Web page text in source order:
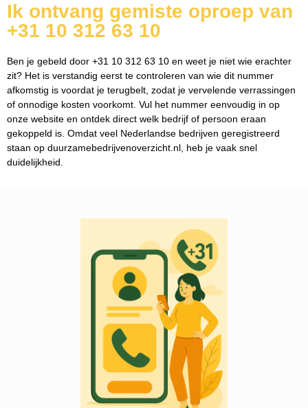
Ik ontvang gemiste oproep van
+31 10 312 63 10
Ben je gebeld door +31 10 312 63 10 en weet je niet wie erachter
zit? Het is verstandig eerst te controleren van wie dit nummer
afkomstig is voordat je terugbelt, zodat je vervelende verrassingen
of onnodige kosten voorkomt. Vul het nummer eenvoudig in op
onze website en ontdek direct welk bedrijf of persoon eraan
gekoppeld is. Omdat veel Nederlandse bedrijven geregistreerd
staan op duurzamebedrijvenoverzicht.nl, heb je vaak snel
duidelijkheid.